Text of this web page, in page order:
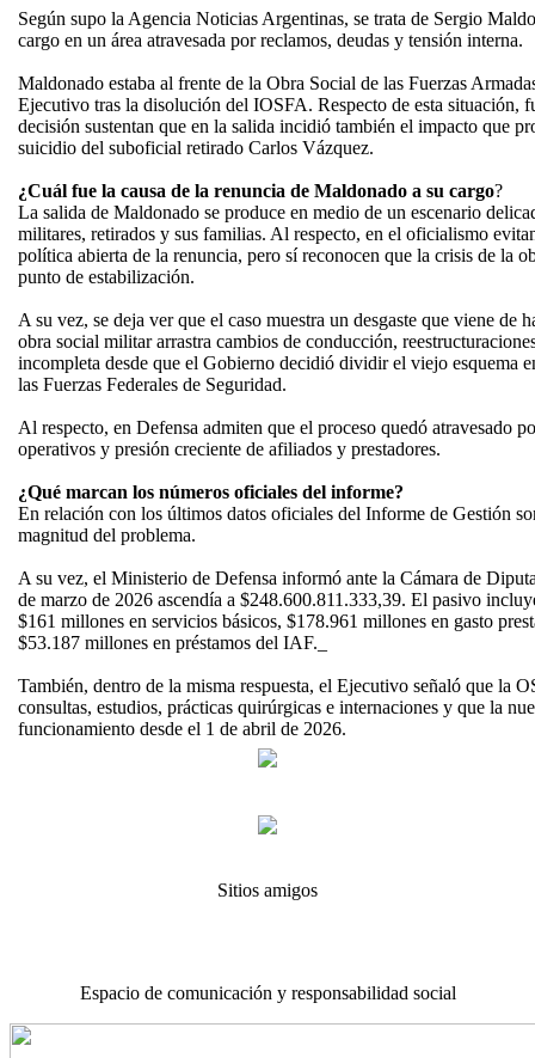
Según supo la Agencia Noticias Argentinas, se trata de Sergio
cargo en un área atravesada por reclamos, deudas y tensión interna.
Maldonado estaba al frente de la Obra Social de las Fuerzas
Ejecutivo tras la disolución del IOSFA. Respecto de esta situación,
decisión sustentan que en la salida incidió también el impacto que
suicidio del suboficial retirado Carlos Vázquez.
¿Cuál fue la causa de la renuncia de Maldonado a su cargo?
La salida de Maldonado se produce en medio de un escenario
militares, retirados y sus familias. Al respecto, en el oficialismo
política abierta de la renuncia, pero sí reconocen que la crisis de la
punto de estabilización.
A su vez, se deja ver que el caso muestra un desgaste que viene de
obra social militar arrastra cambios de conducción,
incompleta desde que el Gobierno decidió dividir el viejo esquema
las Fuerzas Federales de Seguridad.
Al respecto, en Defensa admiten que el proceso quedó atravesado
operativos y presión creciente de afiliados y prestadores.
¿Qué marcan los números oficiales del informe?
En relación con los últimos datos oficiales del Informe de Gestión
magnitud del problema.
A su vez, el Ministerio de Defensa informó ante la Cámara de
de marzo de 2026 ascendía a $248.600.811.333,39. El pasivo
$161 millones en servicios básicos, $178.961 millones en gasto
$53.187 millones en préstamos del IAF._
También, dentro de la misma respuesta, el Ejecutivo señaló que la
consultas, estudios, prácticas quirúrgicas e internaciones y que la
funcionamiento desde el 1 de abril de 2026.
Sitios amigos
Espacio de comunicación y responsabilidad social